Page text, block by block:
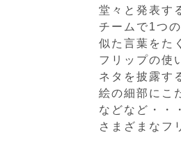
堂々と発表す
チームで1つ
似た言葉をた
フリップの使
ネタを披露す
絵の細部にこ
などなど・・
さまざまなフ